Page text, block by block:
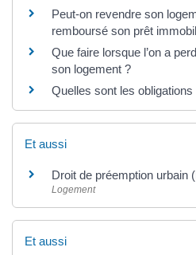
Peut-on revendre son
remboursé son prêt
Que faire lorsque l’on a
son logement ?
Quelles sont les obligations
Et aussi
Droit de préemption urbain
Logement
Et aussi